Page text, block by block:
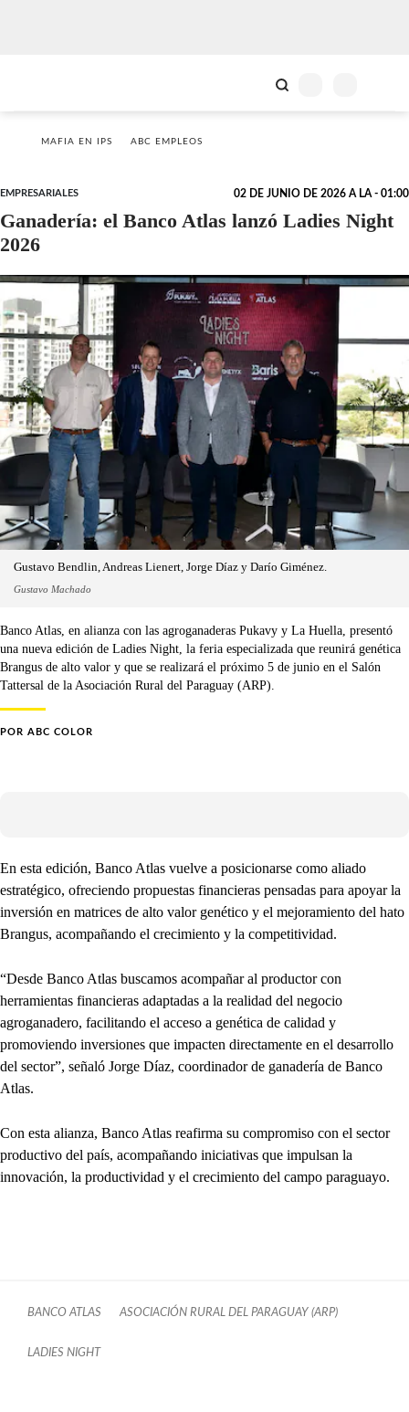
MAFIA EN IPS ABC EMPLEOS
EMPRESARIALES 02 DE JUNIO DE 2026 A LA - 01:00
Ganadería: el Banco Atlas lanzó Ladies Night
2026
Gustavo Bendlin, Andreas Lienert, Jorge Díaz y Darío Giménez.
Gustavo Machado
Banco Atlas, en alianza con las agroganaderas Pukavy y La Huella, presentó
una nueva edición de Ladies Night, la feria especializada que reunirá genética
Brangus de alto valor y que se realizará el próximo 5 de junio en el Salón
Tattersal de la Asociación Rural del Paraguay (ARP).
POR ABC COLOR
En esta edición, Banco Atlas vuelve a posicionarse como aliado
estratégico, ofreciendo propuestas financieras pensadas para apoyar la
inversión en matrices de alto valor genético y el mejoramiento del hato
Brangus, acompañando el crecimiento y la competitividad.
“Desde Banco Atlas buscamos acompañar al productor con
herramientas financieras adaptadas a la realidad del negocio
agroganadero, facilitando el acceso a genética de calidad y
promoviendo inversiones que impacten directamente en el desarrollo
del sector”, señaló Jorge Díaz, coordinador de ganadería de Banco
Atlas.
Con esta alianza, Banco Atlas reafirma su compromiso con el sector
productivo del país, acompañando iniciativas que impulsan la
innovación, la productividad y el crecimiento del campo paraguayo.
BANCO ATLAS ASOCIACIÓN RURAL DEL PARAGUAY (ARP)
LADIES NIGHT